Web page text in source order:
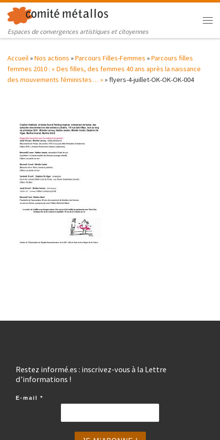
Skip to content
Espaces de convergences artistiques et citoyennes
Accueil»Nos actions »Parcours Filles-Femmes »Parcours filles
femmes 2010 : « Des filles, des femmes 40 ans après la naissance
des mouvements féministes… »»flyers-4-juillet-OK-OK-OK-004
Restez informé.es : inscrivez-vous à la Lettre
d’informations !
E-mail *